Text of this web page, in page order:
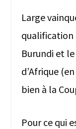
Large
qualification
Burundi et
d’Afrique
bien à la
Pour ce qui